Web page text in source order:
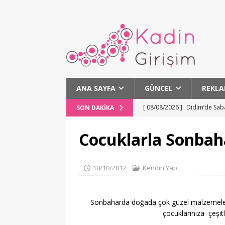
ANA SAYFA GÜNCEL
SON DAKIKA [ 08/08/2026 ] Didim’de
[ 07/08/2026 ] Böbrekleri
Cocuklarla
10/10/2012 Kendin Yap
Sonbaharda doğada çok güzel
çocuklarınıza